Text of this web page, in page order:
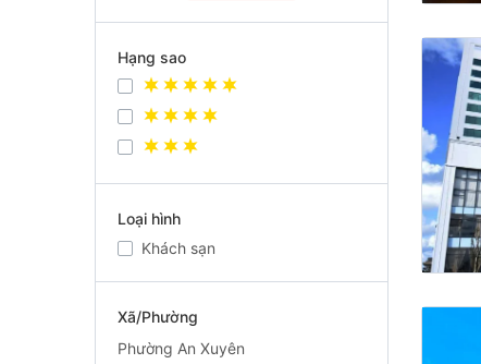
Hạng sao
Loại hình
Khách sạn
Xã/Phường
Phường An Xuyên